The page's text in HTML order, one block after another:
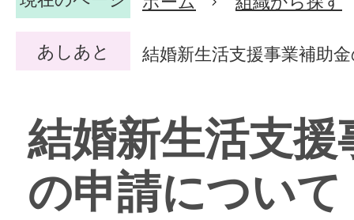
あしあと 結婚新生活支援事業補助
結婚新生活支援
の申請について